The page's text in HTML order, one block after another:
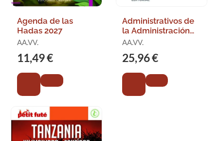
Agenda de las
Hadas 2027
AA.VV.
11,49 €
Administrativos de
la Administración
General del Estado,
AA.VV.
25,96 €